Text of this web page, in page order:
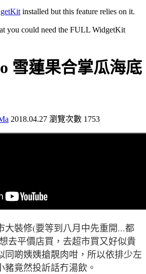
installed but this feature relies on it.
you could need the FULL WidgetKit
雪蓮果合掌瓜海底
2018.04.27 瀏覽次數 1753
大裝修(要等到八月中先重開...都
去平價店買 ，去超市買又好似貴
同啲姨姨搶靚肉咁 ，所以依排少左
豬竟然投訢話冇湯飲 。